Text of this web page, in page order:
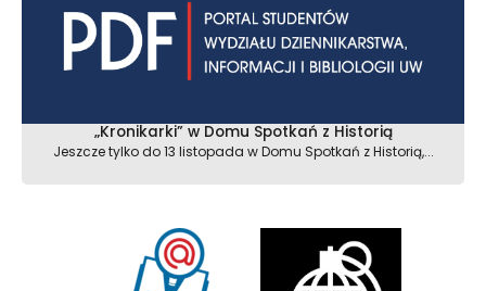
„Kronikarki” w Domu Spotkań z Historią
Jeszcze tylko do 13 listopada w Domu Spotkań z Historią,...